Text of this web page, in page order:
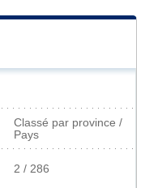
Classé par province /
Pays
2 / 286